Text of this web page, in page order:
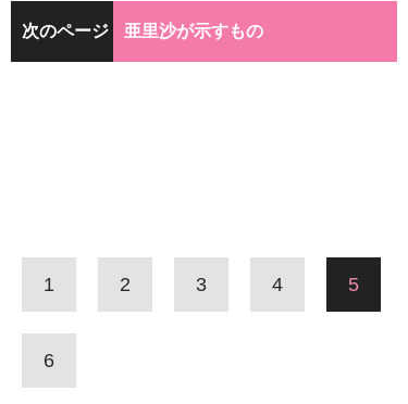
次のページ 亜里沙が示すもの
1 2 3 4 5
6